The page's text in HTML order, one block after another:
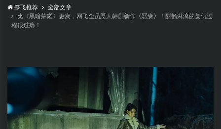
奈飞推荐
全部文章
比《黑暗荣耀》更爽，网飞全员恶人韩剧新作《恶缘》！酣畅淋漓的复仇过
程很过瘾！